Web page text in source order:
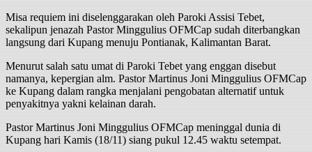
Misa requiem ini diselenggarakan oleh Paroki Assisi Tebet,
sekalipun jenazah Pastor Minggulius OFMCap sudah diterbangkan
langsung dari Kupang menuju Pontianak, Kalimantan Barat.
Menurut salah satu umat di Paroki Tebet yang enggan disebut
namanya, kepergian alm. Pastor Martinus Joni Minggulius OFMCap
ke Kupang dalam rangka menjalani pengobatan alternatif untuk
penyakitnya yakni kelainan darah.
Pastor Martinus Joni Minggulius OFMCap meninggal dunia di
Kupang hari Kamis (18/11) siang pukul 12.45 waktu setempat.